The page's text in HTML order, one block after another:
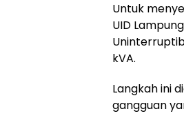
Untuk
UID
kVA.
Langkah ini
gangguan